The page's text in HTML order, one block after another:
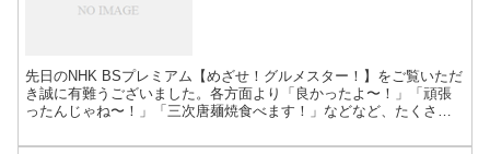
先日のNHK BSプレミアム【めざせ！グルメスター！】をご覧いただ
き誠に有難うございました。各方面より「良かったよ〜！」「頑張
ったんじゃね〜！」「三次唐麺焼食べます！」などなど、たくさん